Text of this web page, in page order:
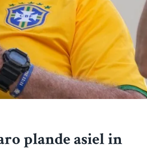
plande asiel in